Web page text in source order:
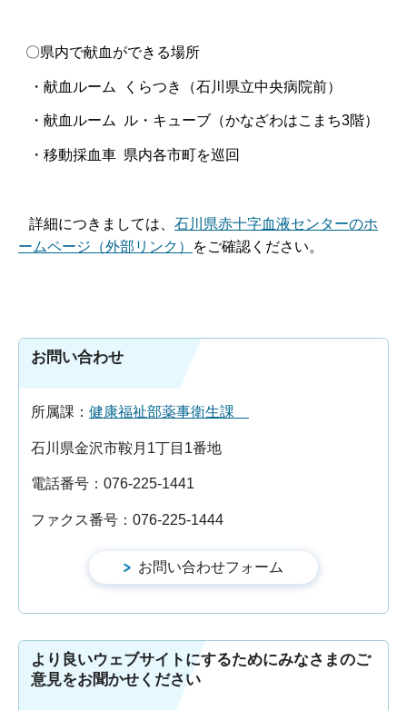
〇県内で献血ができる場所
・献血ルーム くらつき（石川県立中央病院前）
・献血ルーム ル・キューブ（かなざわはこまち3階）
・移動採血車 県内各市町を巡回
詳細につきましては、 石川県赤十字血液センターのホ
ームページ（外部リンク）
をご確認ください。
お問い合わせ
所属課： 健康福祉部薬事衛生課
石川県金沢市鞍月1丁目1番地
電話番号：076-225-1441
ファクス番号：076-225-1444
より良いウェブサイトにするためにみなさまのご
意見をお聞かせください